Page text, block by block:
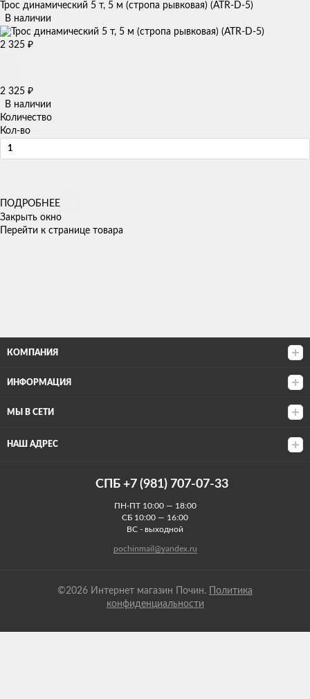
Трос динамический 5 т, 5 м (стропа рывковая) (ATR-D-5)
В наличии
2 325 ₽
2 325 ₽
В наличии
Количество
Кол-во
ПОДРОБНЕЕ
Закрыть окно
Перейти к странице товара
КОМПАНИЯ
ИНФОРМАЦИЯ
МЫ В СЕТИ
НАШ АДРЕС
СПБ +7 (981) 707-07-33
ПН-ПТ 10:00 — 18:00
СБ 10:00 — 16:00
ВС - выходной
pochinmail@yandex.ru
©2026 Интернет магазин Почин.
Политика
конфиденциальности